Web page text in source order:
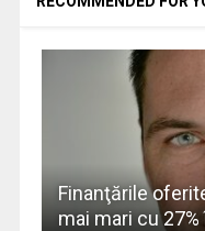
Finanţările
mai mari cu 27%